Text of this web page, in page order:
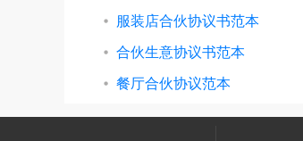
服装店合伙协议书范本
合伙生意协议书范本
餐厅合伙协议范本